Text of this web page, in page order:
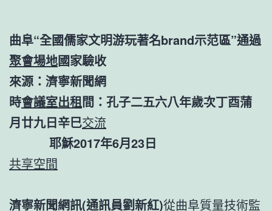
曲阜“全國儒家文明游玩著名brand示范區”通過
聚會場地國家驗收
來源：濟寧新聞網
時會議室出租間：孔子二五六八年歲次丁酉蒲
月廿九日辛巳交流
耶穌2017年6月23日
共享空間
濟寧新聞網訊(通訊員劉新紅)從曲阜質量技術監